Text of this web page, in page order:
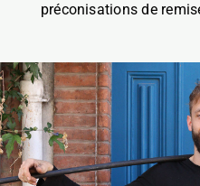
préconisations de